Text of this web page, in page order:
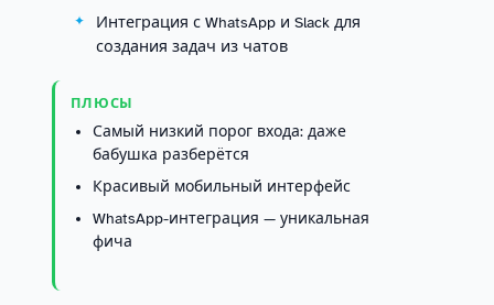
Интеграция с WhatsApp и Slack для
создания задач из чатов
ПЛЮСЫ
Самый низкий порог входа: даже
бабушка разберётся
Красивый мобильный интерфейс
WhatsApp-интеграция — уникальная
фича